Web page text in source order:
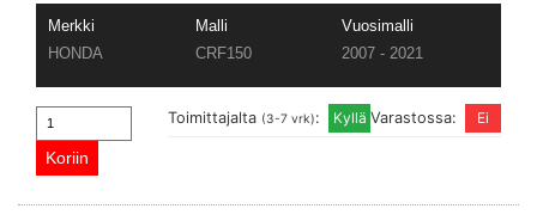
Merkki Malli
Vuosimalli
HONDA
CRF150 2007 - 2021
Varastossa:
Toimittajalta (3-7 vrk):